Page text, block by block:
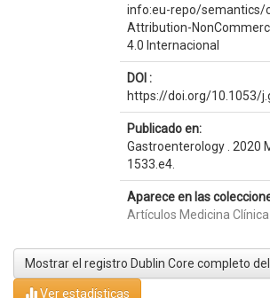
info:eu-repo/semantics/
Attribution-
4.0 Internacional
DOI :
https://doi.org/10.1053/
Publicado en:
Gastroenterology . 2020
1533.e4.
Aparece en las
Artículos Medicina Clínica
Mostrar el registro Dublin Core completo
Ver estadísticas